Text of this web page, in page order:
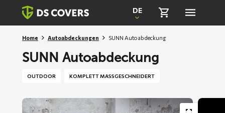
Skiplinks
DE
Home Autoabdeckungen SUNN Autoabdeckung
SUNN Autoabdeckung
OUTDOOR KOMPLETT MASSGESCHNEIDERT